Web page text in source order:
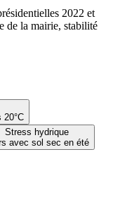
20°C
Stress hydrique
avec sol sec en été
2022 et
de la mairie, stabilité